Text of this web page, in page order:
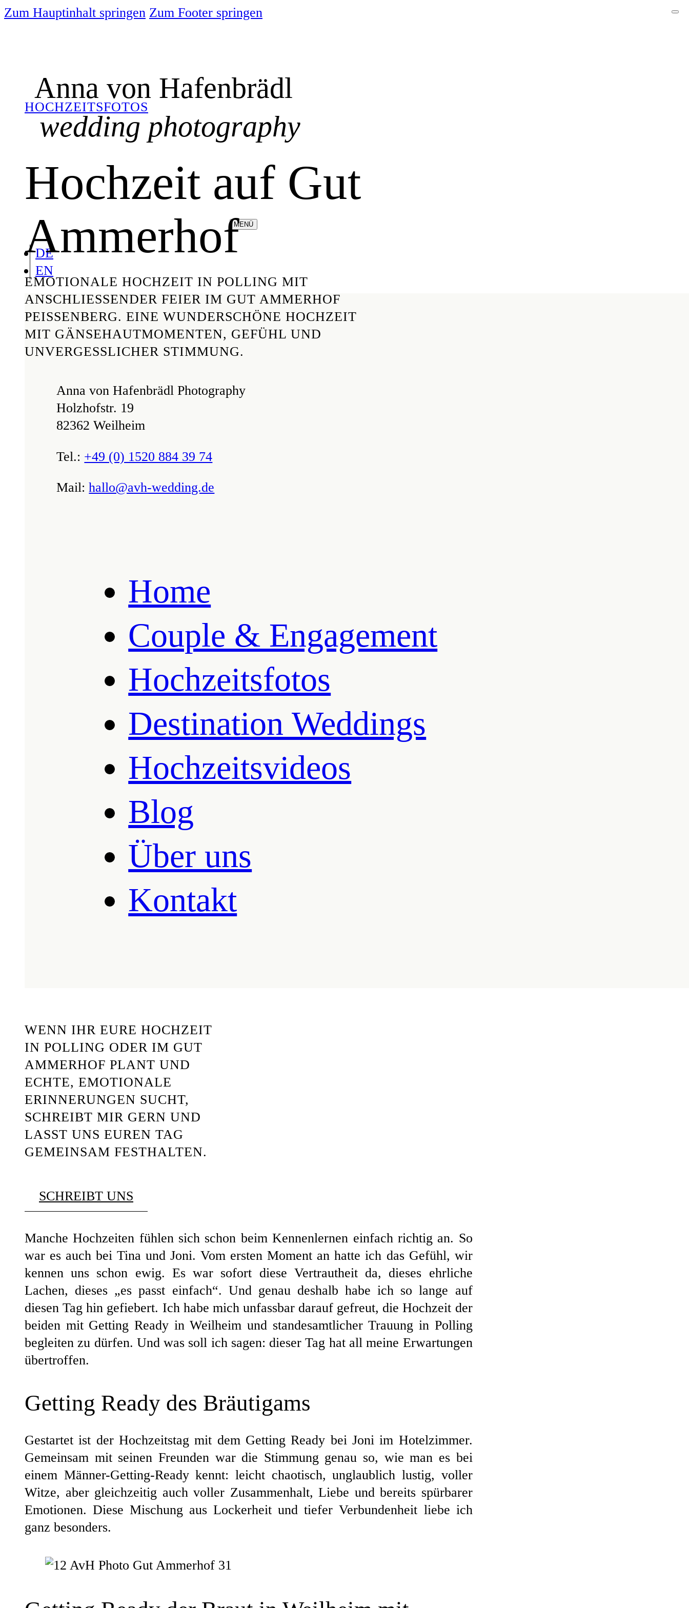
Zum Hauptinhalt springen Zum Footer springen
DE
EN
Anna von Hafenbrädl Photography
Holzhofstr. 19
82362 Weilheim
Tel.: +49 (0) 1520 884 39 74
Mail:hallo@avh-wedding.de
Home
Couple & Engagement
Hochzeitsfotos
Destination Weddings
Hochzeitsvideos
Blog
Über uns
Kontakt
Anna von Hafenbrädl
wedding photography
HOCHZEITSFOTOS
Hochzeit auf Gut
Ammerhof
EMOTIONALE HOCHZEIT IN POLLING MIT
ANSCHLIESSENDER FEIER IM GUT AMMERHOF P
EISSENBERG. EINE WUNDERSCHÖNE HOCHZEIT MI
T GÄNSEHAUTMOMENTEN, GEFÜHL UND UN
VERGESSLICHER STIMMUNG.
WENN IHR EURE HOCHZEIT
IN POLLING ODER IM GUT
AMMERHOF PLANT UND
ECHTE, EMOTIONALE
ERINNERUNGEN SUCHT,
SCHREIBT MIR GERN UND
LASST UNS EUREN TAG
GEMEINSAM FESTHALTEN.
SCHREIBT UNS
Manche Hochzeiten fühlen sich schon beim Kennenlernen einfach richtig an. So
war es auch bei Tina und Joni. Vom ersten Moment an hatte ich das Gefühl, wir
kennen uns schon ewig. Es war sofort diese Vertrautheit da, dieses ehrliche
Lachen, dieses „es passt einfach“. Und genau deshalb habe ich so lange auf
diesen Tag hin gefiebert. Ich habe mich unfassbar darauf gefreut, die Hochzeit der
beiden mit Getting Ready in Weilheim und standesamtlicher Trauung in Polling
begleiten zu dürfen. Und was soll ich sagen: dieser Tag hat all meine Erwartungen
übertroffen.
Getting Ready des Bräutigams
Gestartet ist der Hochzeitstag mit dem Getting Ready bei Joni im Hotelzimmer.
Gemeinsam mit seinen Freunden war die Stimmung genau so, wie man es bei
einem Männer-Getting-Ready kennt: leicht chaotisch, unglaublich lustig, voller
Witze, aber gleichzeitig auch voller Zusammenhalt, Liebe und bereits spürbarer
Emotionen. Diese Mischung aus Lockerheit und tiefer Verbundenheit liebe ich
ganz besonders.